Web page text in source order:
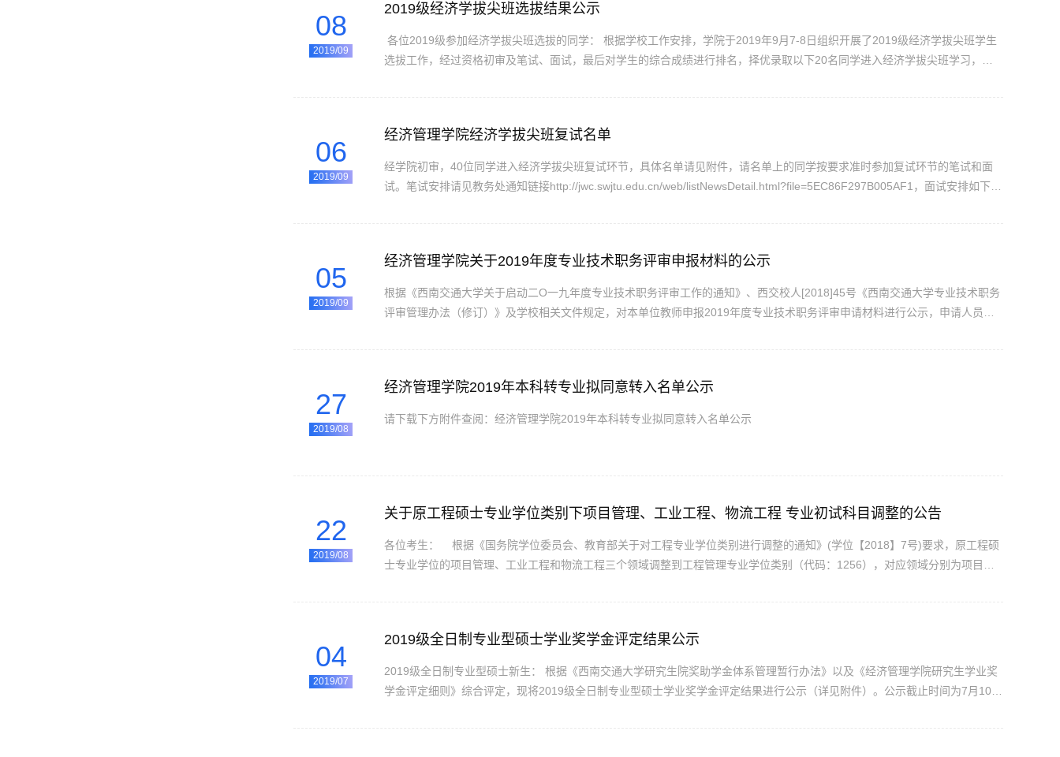
08
2019/09
2019级经济学拔尖班选拔结果公示
各位2019级参加经济学拔尖班选拔的同学： 根据学校工作安排，学院于2019年9月7-8日组织开展了2019级经济学拔尖班学生
选拔工作，经过资格初审及笔试、面试，最后对学生的综合成绩进行排名，择优录取以下20名同学进入经济学拔尖班学习，名
06
2019/09
经济管理学院经济学拔尖班复试名单
经学院初审，40位同学进入经济学拔尖班复试环节，具体名单请见附件，请名单上的同学按要求准时参加复试环节的笔试和面
试。笔试安排请见教务处通知链接http://jwc.swjtu.edu.cn/web/listNewsDetail.html?file=5EC86F297B005AF1，面试安排如下。
05
2019/09
经济管理学院关于2019年度专业技术职务评审申报材料的公示
根据《西南交通大学关于启动二O一九年度专业技术职务评审工作的通知》、西交校人[2018]45号《西南交通大学专业技术职务
评审管理办法（修订）》及学校相关文件规定，对本单位教师申报2019年度专业技术职务评审申请材料进行公示，申请人员汇
27
2019/08
经济管理学院2019年本科转专业拟同意转入名单公示
请下载下方附件查阅：经济管理学院2019年本科转专业拟同意转入名单公示
22
2019/08
关于原工程硕士专业学位类别下项目管理、工业工程、物流工程 专业初试科目调整的公告
各位考生： 根据《国务院学位委员会、教育部关于对工程专业学位类别进行调整的通知》(学位【2018】7号)要求，原工程硕
士专业学位的项目管理、工业工程和物流工程三个领域调整到工程管理专业学位类别（代码：1256），对应领域分别为项目管
04
2019/07
2019级全日制专业型硕士学业奖学金评定结果公示
2019级全日制专业型硕士新生： 根据《西南交通大学研究生院奖助学金体系管理暂行办法》以及《经济管理学院研究生学业奖
学金评定细则》综合评定，现将2019级全日制专业型硕士学业奖学金评定结果进行公示（详见附件）。公示截止时间为7月10